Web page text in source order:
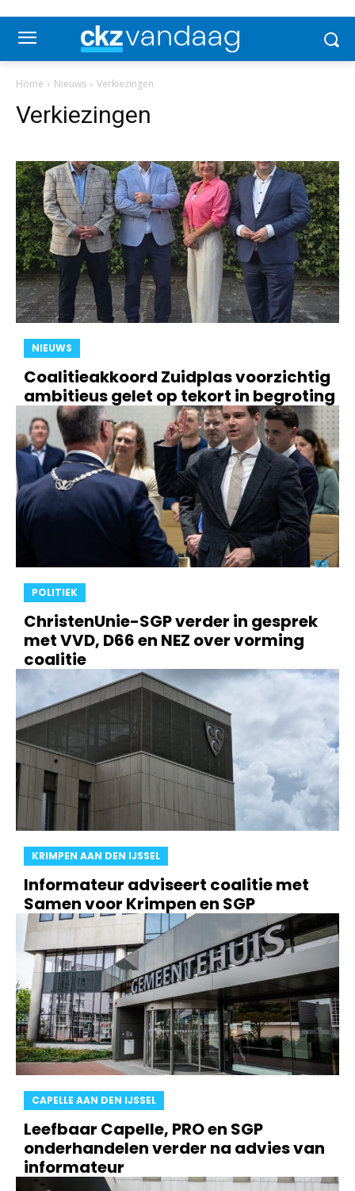
Home Nieuws Verkiezingen
Verkiezingen
NIEUWS
Coalitieakkoord Zuidplas voorzichtig
ambitieus gelet op tekort in begroting
POLITIEK
ChristenUnie-SGP verder in gesprek
met VVD, D66 en NEZ over vorming
coalitie
KRIMPEN AAN DEN IJSSEL
Informateur adviseert coalitie met
Samen voor Krimpen en SGP
CAPELLE AAN DEN IJSSEL
Leefbaar Capelle, PRO en SGP
onderhandelen verder na advies van
informateur